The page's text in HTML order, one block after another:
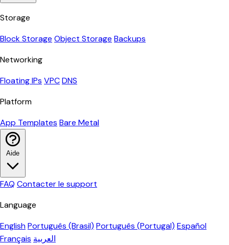
Storage
Block Storage Object Storage Backups
Networking
Floating IPs VPCDNS
Platform
App Templates Bare Metal
Aide
FAQ Contacter le support
Language
EnglishPortuguês (Brasil) Português (Portugal) Español
Français العربية